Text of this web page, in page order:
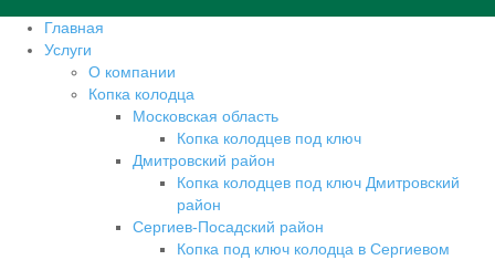
Главная
Услуги
О компании
Копка колодца
Московская область
Копка колодцев под ключ
Дмитровский район
Копка колодцев под ключ Дмитровский
район
Сергиев-Посадский район
Копка под ключ колодца в Сергиевом